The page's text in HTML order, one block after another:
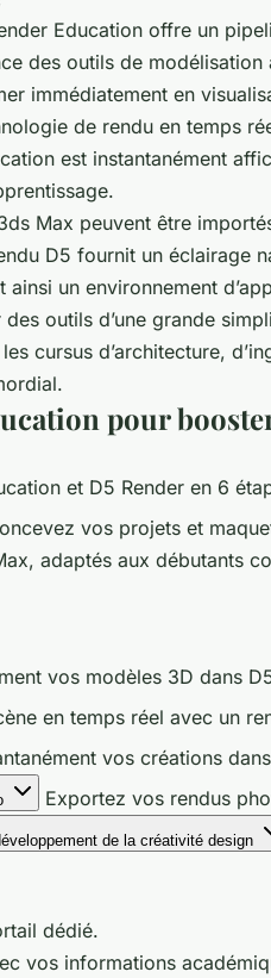
Education offre un
des outils de modélisation
immédiatement en
de rendu en temps
est instantanément
Max peuvent être
D5 fournit un éclairage
un environnement
outils d’une grande
cursus d’architecture,
pour
et D5 Render en 6
vos projets et
adaptés aux débutants
vos modèles 3D dans
en temps réel avec un
vos créations
Exportez vos rendus
de la créativité design
dédié.
vos informations